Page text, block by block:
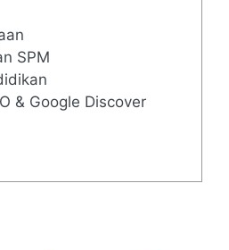
SPM
& Google Discover